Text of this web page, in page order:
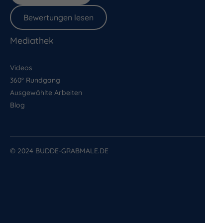
Bewertungen lesen
Mediathek
Videos
360° Rundgang
Ausgewählte Arbeiten
Blog
© 2024 BUDDE-GRABMALE.DE